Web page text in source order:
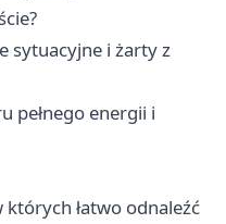
sytuacyjne i żarty z
pełnego energii i
łatwo odnaleźć